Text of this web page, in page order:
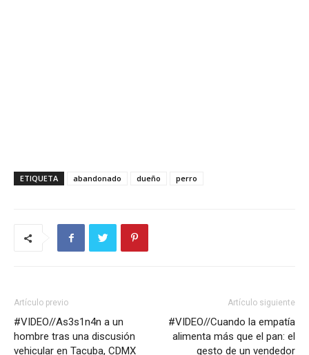
ETIQUETA abandonado dueño perro
Artículo previo
#VIDEO//As3s1n4n a un
hombre tras una discusión
vehicular en Tacuba, CDMX
Artículo siguiente
#VIDEO//Cuando la empatía
alimenta más que el pan: el
gesto de un vendedor